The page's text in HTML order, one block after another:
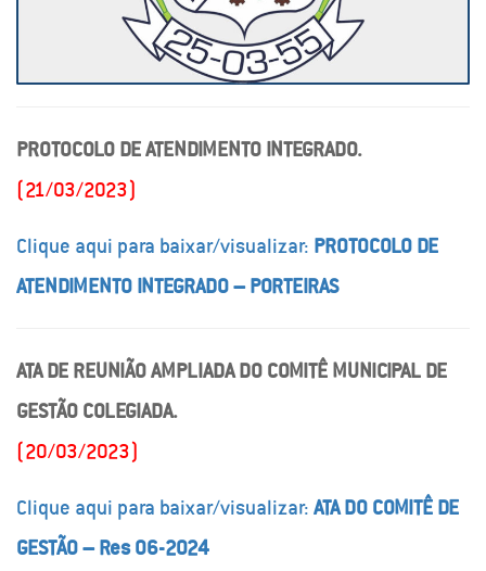
PROTOCOLO DE ATENDIMENTO INTEGRADO.
(21/03/2023)
Clique aqui para baixar/visualizar: PROTOCOLO DE
ATENDIMENTO INTEGRADO – PORTEIRAS
ATA DE REUNIÃO AMPLIADA DO COMITÊ MUNICIPAL DE
GESTÃO COLEGIADA.
(20/03/2023)
Clique aqui para baixar/visualizar: ATA DO COMITÊ DE
GESTÃO – Res 06-2024